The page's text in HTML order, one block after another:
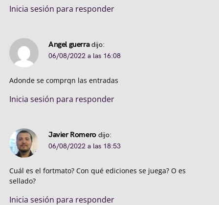
Inicia sesión para responder
Angel guerra dijo:
06/08/2022 a las 16:08
Adonde se comprqn las entradas
Inicia sesión para responder
Javier Romero dijo:
06/08/2022 a las 18:53
Cuál es el fortmato? Con qué ediciones se juega? O es
sellado?
Inicia sesión para responder